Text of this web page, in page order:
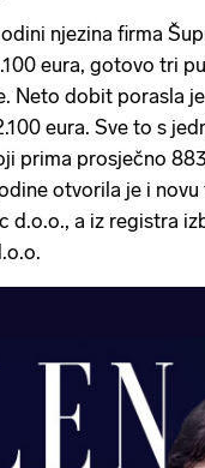
njezina firma
eura, gotovo tri
Neto dobit porasla
eura. Sve to s
prima prosječno
otvorila je i novu
d.o.o., a iz registra